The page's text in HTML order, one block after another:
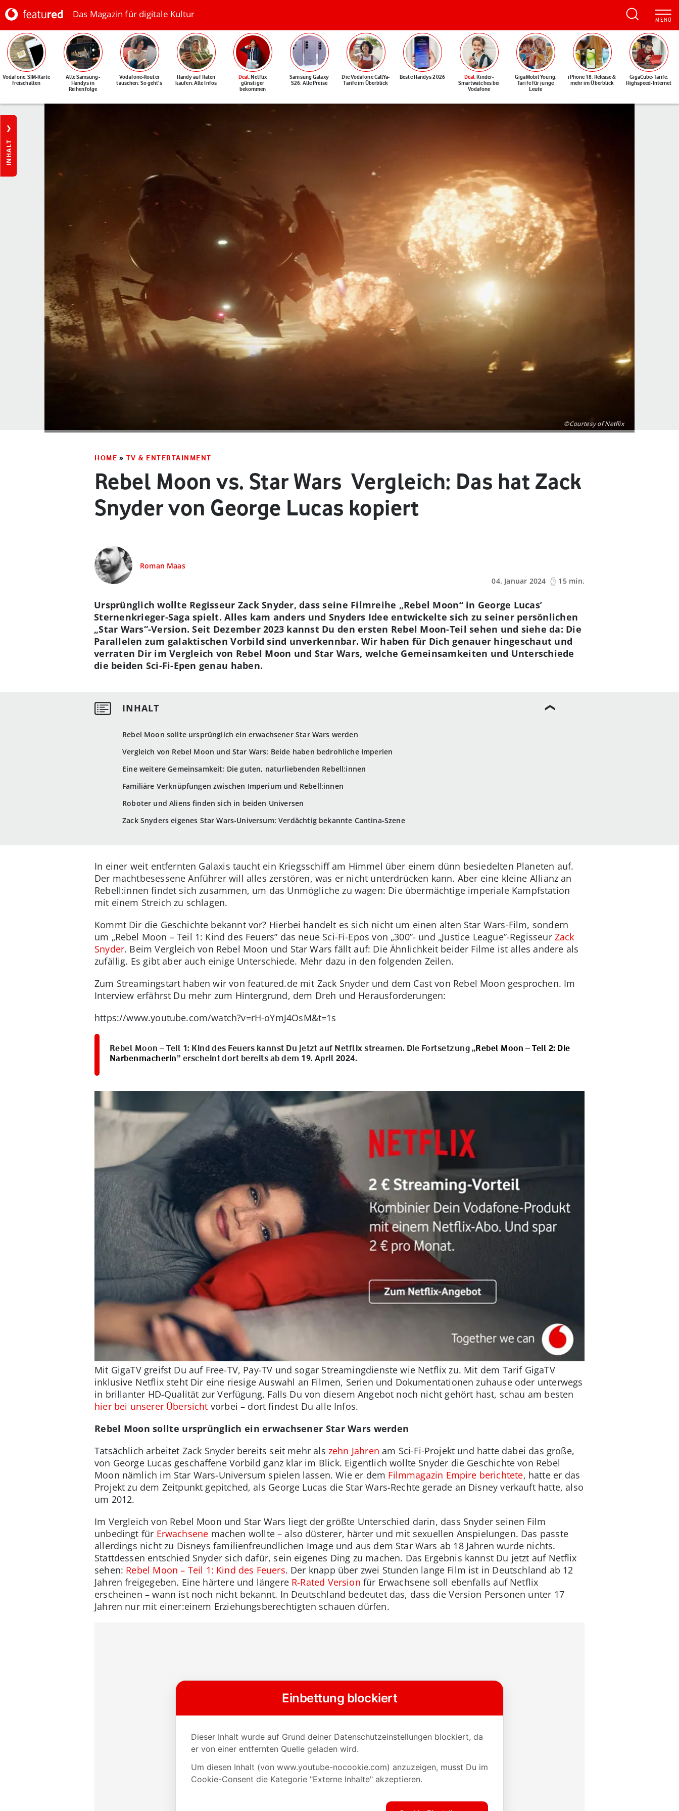
Das Magazin für digitale Kultur
Vodafone: SIM-Karte
freischalten
Alle Samsung-
Handys in
Reihenfolge
Vodafone-Router
tauschen: So geht's
Handy auf Raten
kaufen: Alle Infos
Deal: Netflix
günstiger
bekommen
Samsung Galaxy
S26: Alle Preise
Die Vodafone CallYa-
Tarife im Überblick
Beste Handys 2026 Deal: Kinder-
Smartwatches bei
Vodafone
GigaMobil Young:
Tarife für junge
Leute
iPhone 18: Release &
mehr im Überblick
GigaCube-Tarife:
Highspeed-Internet
INHALT
©Courtesy of Netflix
HOME » TV & ENTERTAINMENT
Rebel Moon vs. Star Wars ­ Vergleich: Das hat Zack
Snyder von George Lucas kopiert
Roman Maas
04. Januar 2024
15 min.
Rebel Moon sollte ursprünglich ein erwachsener Star Wars werden
Vergleich von Rebel Moon und Star Wars: Beide haben bedrohliche Imperien
Eine weitere Gemeinsamkeit: Die guten, naturliebenden Rebell:innen
Familiäre Verknüpfungen zwischen Imperium und Rebell:innen
Roboter und Aliens finden sich in beiden Universen
Zack Snyders eigenes Star Wars-Universum: Verdächtig bekannte Cantina-Szene
Ursprünglich wollte Regisseur Zack Snyder, dass seine Filmreihe „Rebel Moon“ in George Lucas’
Sternenkrieger-Saga spielt. Alles kam anders und Snyders Idee entwickelte sich zu seiner persönlichen
„Star Wars“-Version. Seit Dezember 2023 kannst Du den ersten Rebel Moon-Teil sehen und siehe da: Die
Parallelen zum galaktischen Vorbild sind unverkennbar. Wir haben für Dich genauer hingeschaut und
verraten Dir im Vergleich von Rebel Moon und Star Wars, welche Gemeinsamkeiten und Unterschiede
die beiden Sci-Fi-Epen genau haben.
In einer weit entfernten Galaxis taucht ein Kriegsschiff am Himmel über einem dünn besiedelten Planeten auf.
Der machtbesessene Anführer will alles zerstören, was er nicht unterdrücken kann. Aber eine kleine Allianz an
Rebell:innen findet sich zusammen, um das Unmögliche zu wagen: Die übermächtige imperiale Kampfstation
mit einem Streich zu schlagen.
Kommt Dir die Geschichte bekannt vor? Hierbei handelt es sich nicht um einen alten Star Wars-Film, sondern
um „Rebel Moon – Teil 1: Kind des Feuers” das neue Sci-Fi-Epos von „300”- und „Justice League”-Regisseur Zack
Snyder. Beim Vergleich von Rebel Moon und Star Wars fällt auf: Die Ähnlichkeit beider Filme ist alles andere als
zufällig. Es gibt aber auch einige Unterschiede. Mehr dazu in den folgenden Zeilen.
Zum Streamingstart haben wir von featured.de mit Zack Snyder und dem Cast von Rebel Moon gesprochen. Im
Interview erfährst Du mehr zum Hintergrund, dem Dreh und Herausforderungen:
https://www.youtube.com/watch?v=rH-oYmJ4OsM&t=1s
Rebel Moon – Teil 1: Kind des Feuers kannst Du jetzt auf Netflix streamen. Die Fortsetzung „Rebel Moon – Teil 2: Die
Narbenmacherin” erscheint dort bereits ab dem 19. April 2024.
Mit GigaTV greifst Du auf Free-TV, Pay-TV und sogar Streamingdienste wie Netflix zu. Mit dem Tarif GigaTV
inklusive Netflix steht Dir eine riesige Auswahl an Filmen, Serien und Dokumentationen zuhause oder unterwegs
in brillanter HD-Qualität zur Verfügung. Falls Du von diesem Angebot noch nicht gehört hast, schau am besten
hier bei unserer Übersicht vorbei – dort findest Du alle Infos.
Rebel Moon sollte ursprünglich ein erwachsener Star Wars werden
Tatsächlich arbeitet Zack Snyder bereits seit mehr als zehn Jahren am Sci-Fi-Projekt und hatte dabei das große,
von George Lucas geschaffene Vorbild ganz klar im Blick. Eigentlich wollte Snyder die Geschichte von Rebel
Moon nämlich im Star Wars-Universum spielen lassen. Wie er dem Filmmagazin Empire berichtete, hatte er das
Projekt zu dem Zeitpunkt gepitched, als George Lucas die Star Wars-Rechte gerade an Disney verkauft hatte, also
um 2012.
Im Vergleich von Rebel Moon und Star Wars liegt der größte Unterschied darin, dass Snyder seinen Film
unbedingt für Erwachsene machen wollte – also düsterer, härter und mit sexuellen Anspielungen. Das passte
allerdings nicht zu Disneys familienfreundlichen Image und aus dem Star Wars ab 18 Jahren wurde nichts.
Stattdessen entschied Snyder sich dafür, sein eigenes Ding zu machen. Das Ergebnis kannst Du jetzt auf Netflix
sehen: Rebel Moon – Teil 1: Kind des Feuers. Der knapp über zwei Stunden lange Film ist in Deutschland ab 12
Jahren freigegeben. Eine härtere und längere R-Rated Version für Erwachsene soll ebenfalls auf Netflix
erscheinen – wann ist noch nicht bekannt. In Deutschland bedeutet das, dass die Version Personen unter 17
Jahren nur mit einer:einem Erziehungsberechtigten schauen dürfen.